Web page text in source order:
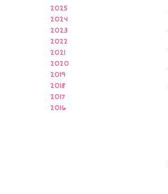
2025
2024
2023
2022
2021
2020
2019
2018
2017
2016